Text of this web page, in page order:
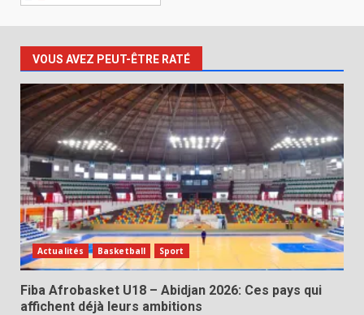
VOUS AVEZ PEUT-ÊTRE RATÉ
Actualités Basketball Sport
Fiba Afrobasket U18 – Abidjan 2026: Ces pays qui
affichent déjà leurs ambitions